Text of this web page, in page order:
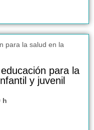
para la
y juvenil
h